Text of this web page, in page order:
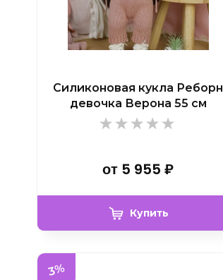
Силиконовая кукла Реборн
девочка Верона 55 см
от 5 955 ₽
Купить
3%